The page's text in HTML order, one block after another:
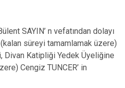
SAYIN’ n vefatından dolayı
süreyi tamamlamak üzere)
Divan Katipliği Yedek Üyeliğine
Cengiz TUNCER’ in